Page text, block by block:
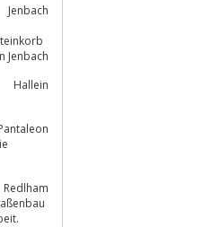
Jenbach
Kies- und Splitt, Steinbruch in Jenbach
Hallein
Redlham